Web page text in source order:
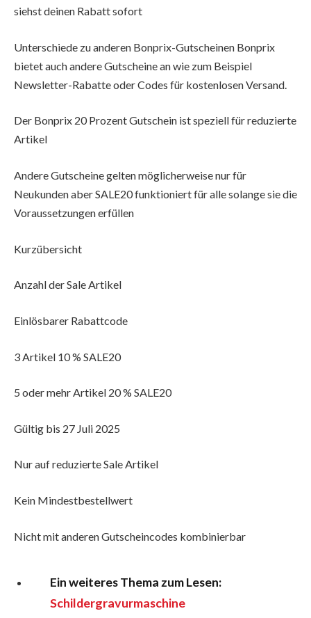
siehst deinen Rabatt sofort
Unterschiede zu anderen Bonprix-Gutscheinen Bonprix
bietet auch andere Gutscheine an wie zum Beispiel
Newsletter-Rabatte oder Codes für kostenlosen Versand.
Der Bonprix 20 Prozent Gutschein ist speziell für reduzierte
Artikel
Andere Gutscheine gelten möglicherweise nur für
Neukunden aber SALE20 funktioniert für alle solange sie die
Voraussetzungen erfüllen
Kurzübersicht
Anzahl der Sale Artikel
Einlösbarer Rabattcode
3 Artikel 10 % SALE20
5 oder mehr Artikel 20 % SALE20
Gültig bis 27 Juli 2025
Nur auf reduzierte Sale Artikel
Kein Mindestbestellwert
Nicht mit anderen Gutscheincodes kombinierbar
Ein weiteres Thema zum Lesen:
Schildergravurmaschine